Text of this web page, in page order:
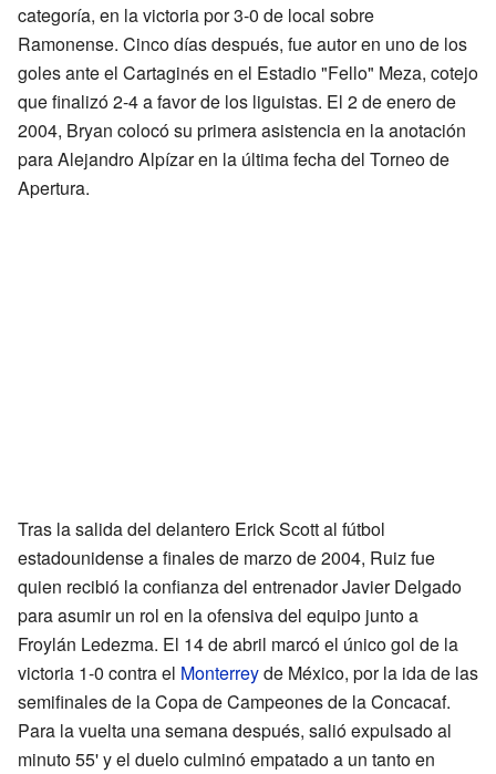
categoría, en la victoria por 3-0 de local sobre
Ramonense. Cinco días después, fue autor en uno de los
goles ante el Cartaginés en el Estadio "Fello" Meza, cotejo
que finalizó 2-4 a favor de los liguistas. El 2 de enero de
2004, Bryan colocó su primera asistencia en la anotación
para Alejandro Alpízar en la última fecha del Torneo de
Apertura.
Tras la salida del delantero Erick Scott al fútbol
estadounidense a finales de marzo de 2004, Ruiz fue
quien recibió la confianza del entrenador Javier Delgado
para asumir un rol en la ofensiva del equipo junto a
Froylán Ledezma. El 14 de abril marcó el único gol de la
victoria 1-0 contra el Monterreyde México, por la ida de las
semifinales de la Copa de Campeones de la Concacaf.
Para la vuelta una semana después, salió expulsado al
minuto 55' y el duelo culminó empatado a un tanto en